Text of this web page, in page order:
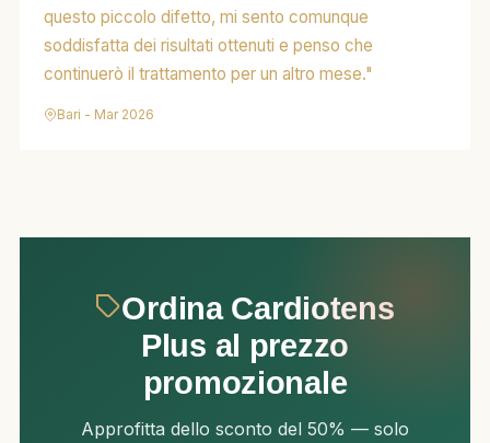
questo piccolo difetto, mi sento comunque
soddisfatta dei risultati ottenuti e penso che
continuerò il trattamento per un altro mese."
Bari - Mar 2026
Ordina Cardiotens
Plus al prezzo
promozionale
Approfitta dello sconto del 50% — solo